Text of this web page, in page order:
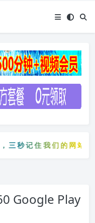
三秒记住我们的网站：
，三秒记住我们的网
Google Play